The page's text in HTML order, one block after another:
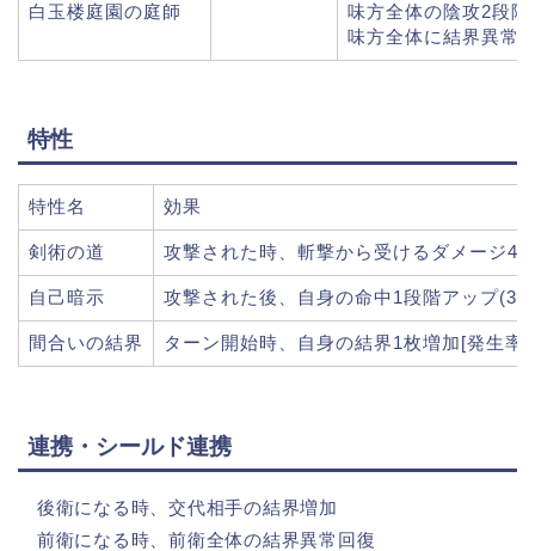
白玉楼庭園の庭師
味方全体の陰攻2段
味方全体に結界異常
特性
特性名 効果
剣術の道 攻撃された時、斬撃から受けるダメージ
自己暗示 攻撃された後、自身の命中1段階アップ
間合いの結界 ターン開始時、自身の結界1枚増加[発生率
連携・シールド連携
後衛になる時、交代相手の結界増加
前衛になる時、前衛全体の結界異常回復